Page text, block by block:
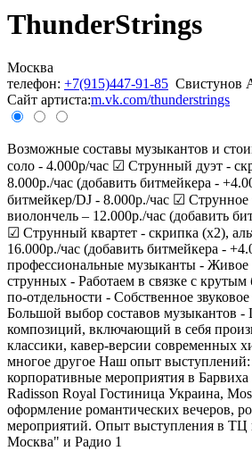
ThunderStrings
Москва
телефон: +7(915)447-91-85 Свистунов
Cайт артиста:m.vk.com/thunderstrings
Возможные составы музыкантов и
соло - 4.000р/час ☑ Струнный дуэт -
8.000р./час (добавить битмейкера -
битмейкер/DJ - 8.000р./час ☑ Струнное
виолончель – 12.000р./час (добавить
☑ Струнный квартет - скрипка (х2),
16.000р./час (добавить битмейкера -
профессиональные музыканты - Живое
струнных - Работаем в связке с
по-отдельности - Собственное
Большой выбор составов музыкантов
композиций, включающий в себя
классики, кавер-версии современных
многое другое Наш опыт
корпоративные мероприятия в
Radisson Royal Гостиница Украина,
оформление романтических вечеров,
мероприятий. Опыт выступления в ТЦ
Москва" и Радио 1